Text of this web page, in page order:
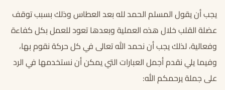
يجب أن يقول المسلم الحمد لله بعد العطاس وذلك بسبب توقف
عضلة القلب خلال هذه العملية وبعدها تعود للعمل بكل كفاءة
وفعالية، لذلك يجب أن نحمد الله تعالى في كل حركة نقوم بها،
وفيما يلي نقدم أجمل العبارات التي يمكن أن نستخدمها في الرد
على جملة يرحمكم الله: